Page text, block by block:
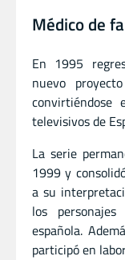
Médico de
En 1995
nuevo
convirtiéndose
televisivos de
La serie
1999 y
a su
los
española.
participó en